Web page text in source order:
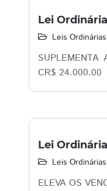
Lei
Leis Ordinárias
CR$ 24.000.00
Lei
Leis Ordinárias
ELEVA OS